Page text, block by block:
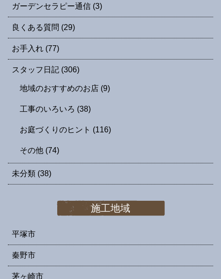
ガーデンセラピー通信 (3)
良くある質問 (29)
お手入れ (77)
スタッフ日記 (306)
地域のおすすめのお店 (9)
工事のいろいろ (38)
お庭づくりのヒント (116)
その他 (74)
未分類 (38)
施工地域
平塚市
秦野市
茅ヶ崎市